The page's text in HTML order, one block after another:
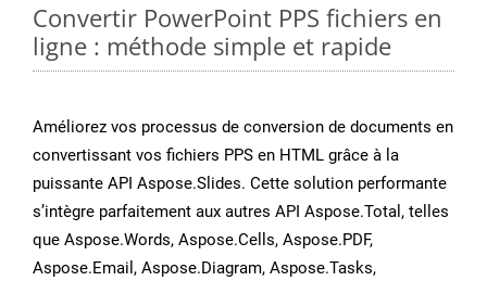
Convertir PowerPoint PPS fichiers en
ligne : méthode simple et rapide
Améliorez vos processus de conversion de documents en
convertissant vos fichiers PPS en HTML grâce à la
puissante API Aspose.Slides. Cette solution performante
s’intègre parfaitement aux autres API Aspose.Total, telles
que Aspose.Words, Aspose.Cells, Aspose.PDF,
Aspose.Email, Aspose.Diagram, Aspose.Tasks,